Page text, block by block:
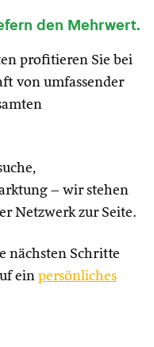
den Mehrwert.
profitieren Sie bei
von umfassender
– wir stehen
Netzwerk zur Seite.
nächsten Schritte
ein persönliches